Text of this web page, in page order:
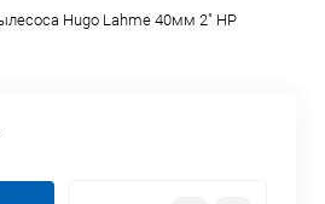
Hugo Lahme 40мм 2" НР